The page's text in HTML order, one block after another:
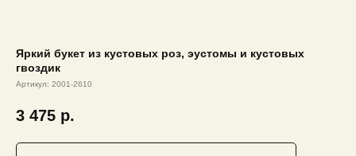
Яркий букет из кустовых роз, эустомы и кустовых
гвоздик
Артикул: 2001-2610
3 475 р.